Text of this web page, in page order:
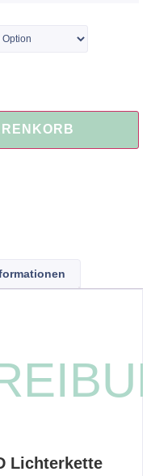
Lichterkette